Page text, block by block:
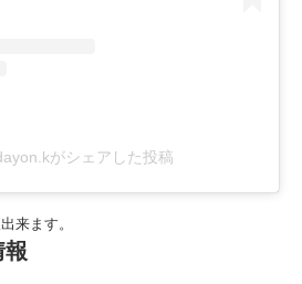
がシェアした投稿
来ます。